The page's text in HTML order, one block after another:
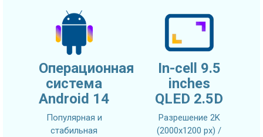
Операционная
система
Android 14
Популярная и
стабильная
In-cell 9.5
inches
QLED 2.5D
Разрешение 2K
(2000x1200 px) /